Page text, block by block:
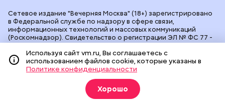
Сетевое издание "Вечерняя Москва" (18+) зарегистрировано
в Федеральной службе по надзору в сфере связи,
информационных технологий и массовых коммуникаций
(Роскомнадзор). Свидетельство о регистрации ЭЛ № ФС 77 -
90524 от 09.12.2025. Учредитель: АО "Редакция газеты
"Вечерняя Москва". Главный редакторvm.ru: Александр
Геннадьевич Глуходедов. Адрес редакции: 127015, г.Москва,
Бумажный пр-д, д. 14, стр. 2. Телефон:+7(499)557-04-24
. Почта для связи с редакцией сайта:
Используя сайт vm.ru, Вы соглашаетесь с
использованием файлов cookie, которые указаны в
Политике конфиденциальности
Хорошо